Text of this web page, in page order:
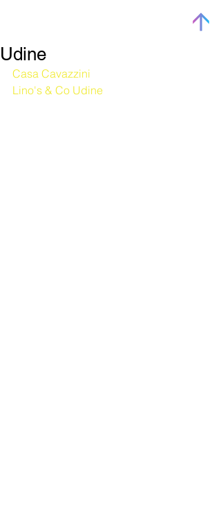
Udine
Casa Cavazzini
Lino's & Co Udine